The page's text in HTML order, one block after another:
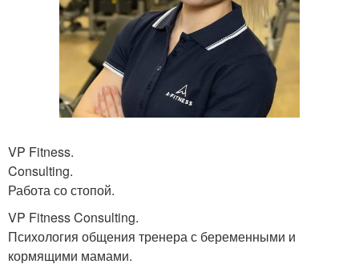
VP Fitness.
Consulting.
Работа со стопой.
VP Fitness Consulting.
Психология общения тренера с беременными и
кормящими мамами.